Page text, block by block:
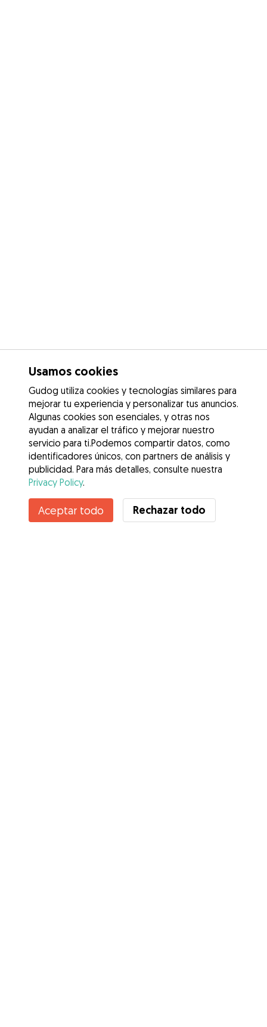
Usamos cookies
Gudog utiliza cookies y tecnologías similares para
mejorar tu experiencia y personalizar tus anuncios.
Algunas cookies son esenciales, y otras nos
ayudan a analizar el tráfico y mejorar nuestro
servicio para ti.Podemos compartir datos, como
identificadores únicos, con partners de análisis y
publicidad. Para más detalles, consulte nuestra
Privacy Policy.
Aceptar todo Rechazar todo